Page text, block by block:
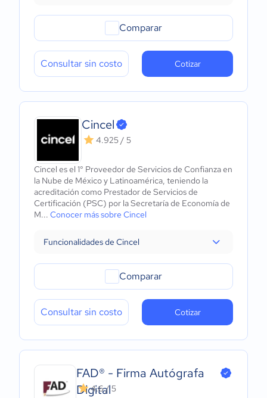
Comparar
Consultar sin costo Cotizar
Cincel
4.925 / 5
Cincel es el 1° Proveedor de Servicios de Confianza en
la Nube de México y Latinoamérica, teniendo la
acreditación como Prestador de Servicios de
Certificación (PSC) por la Secretaría de Economía de
M... Conocer más sobre Cincel
Funcionalidades de Cincel
Comparar
Consultar sin costo Cotizar
FAD® - Firma Autógrafa
Digital
4.6 / 5